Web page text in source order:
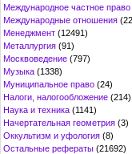
Международное частное право
Международные отношения
Менеджмент (12491)
Металлургия (91)
Москвоведение (797)
Музыка (1338)
Муниципальное право (24)
Налоги, налогообложение (214)
Наука и техника (1141)
Начертательная геометрия (3)
Оккультизм и уфология (8)
Остальные рефераты (21692)